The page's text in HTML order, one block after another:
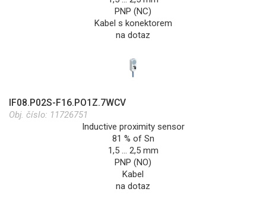
PNP (NC)
Kabel s konektorem
na dotaz
IF08.P02S-F16.PO1Z.7WCV
Obj. číslo: 11726751
Inductive proximity sensor
81 % of Sn
1,5 … 2,5 mm
PNP (NO)
Kabel
na dotaz